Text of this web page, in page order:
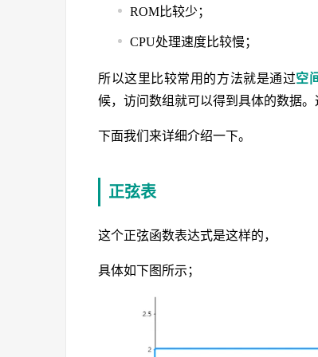
ROM比较少；
CPU处理速度比较慢；
所以这里比较常用的方法就是通过空
候，访问数组就可以得到具体的数据
下面我们来详细介绍一下。
正弦表
这个正弦函数表达式是这样的，
具体如下图所示；